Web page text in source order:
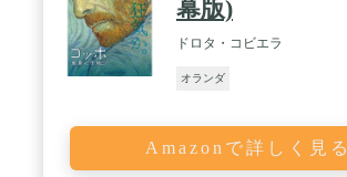
幕版)
ドロタ・コビエラ
オランダ
Amazonで詳しく見る